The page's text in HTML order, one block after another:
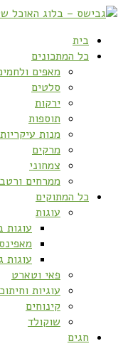
בית
כל המתכונים
מאפים
סלטים
ירקות
תוספות
מנות עיקריות
מרקים
צמחוני
ממרחים
כל המתוקים
עוגות
עוגות
עוגות
פאי וטארט
עוגיות
קינוחים
שוקולד
חגים